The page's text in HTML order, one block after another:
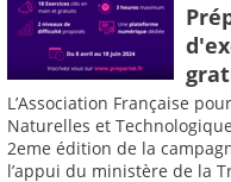
L’Association Française
Naturelles et
2eme édition de la
l’appui du ministère de la